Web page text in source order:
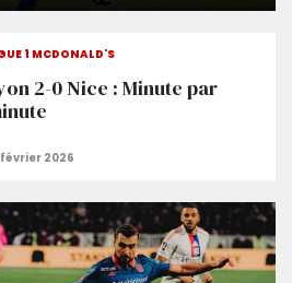
1 MCDONALD'S
2-0 Nice : Minute par